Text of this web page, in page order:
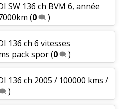
SW 136 ch BVM 6, année
(0 )
136 ch 6 vitesses
pack spor(0 )
136 ch 2005 / 100000 kms /
)